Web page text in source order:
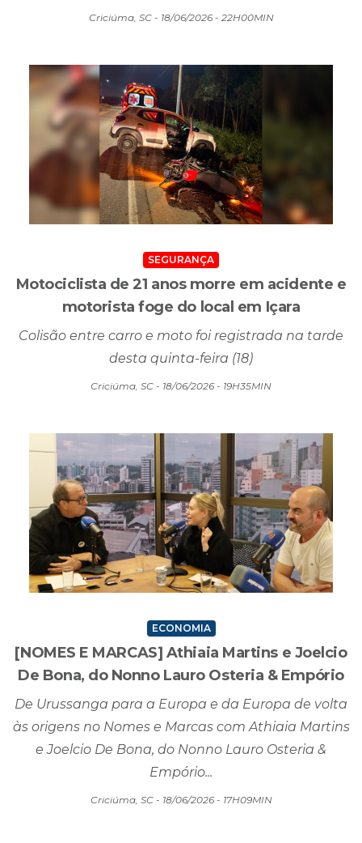
Criciúma, SC - 18/06/2026 - 22H00MIN
SEGURANÇA
Motociclista de 21 anos morre em acidente e
motorista foge do local em Içara
Colisão entre carro e moto foi registrada na tarde
desta quinta-feira (18)
Criciúma, SC - 18/06/2026 - 19H35MIN
ECONOMIA
[NOMES E MARCAS] Athiaia Martins e Joelcio
De Bona, do Nonno Lauro Osteria & Empório
De Urussanga para a Europa e da Europa de volta
às origens no Nomes e Marcas com Athiaia Martins
e Joelcio De Bona, do Nonno Lauro Osteria &
Empório...
Criciúma, SC - 18/06/2026 - 17H09MIN